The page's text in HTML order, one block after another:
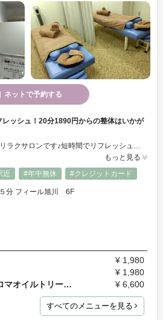
ネットで予約する
ッシュ！20分1890円からの整体はいかが
フィール旭川6階にありますリラクサロンです♪短時間でリフレッシュできちゃうので、お買い物帰りやお仕事帰りなどにサクッとリフッレシュいかがでしょうか？☆ 20分からメニュー受けることができます◎お近くにお越しの際はぜひお試しあれ♪
もっと見る
近 #年中無休 #クレジットカード
分 フィール旭川 6F
¥ 1,980
¥ 1,980
◆女性施術者がするアロマオイルトリートメント60分コ…
¥ 6,600
すべてのメニューを見る